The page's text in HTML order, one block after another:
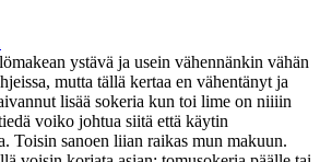
ystävä ja usein vähennänkin vähän
mutta tällä kertaa en vähentänyt ja
lisää sokeria kun toi lime on niiiin
voiko johtua siitä että käytin
Toisin sanoen liian raikas mun makuun.